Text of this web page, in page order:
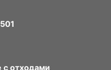
отходами